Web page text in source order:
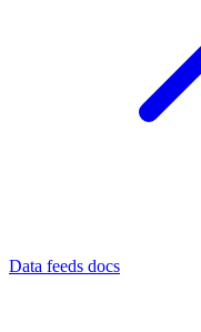
Data feeds docs